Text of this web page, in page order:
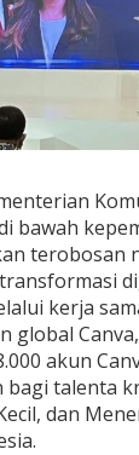
,
M
e
n
g
M
u
t
y
a
H
a
f
bawah
terobosan
kerja
global
akun
talenta
dan